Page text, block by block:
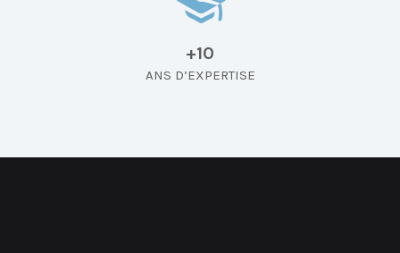
+10
ANS D’EXPERTISE